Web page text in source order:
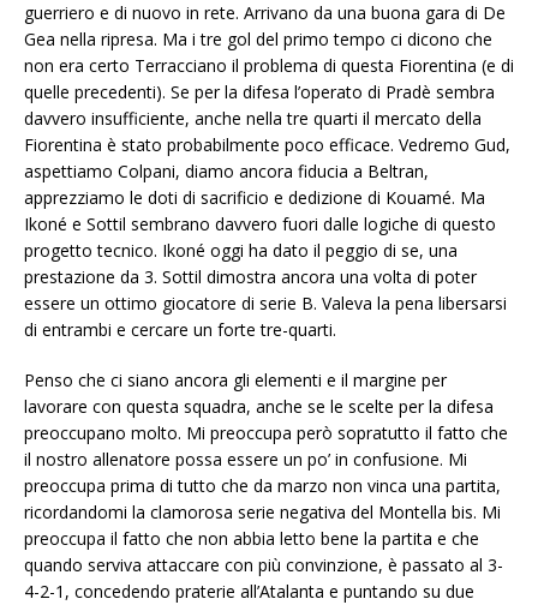
guerriero e di nuovo in rete. Arrivano da una buona gara di De
Gea nella ripresa. Ma i tre gol del primo tempo ci dicono che
non era certo Terracciano il problema di questa Fiorentina (e di
quelle precedenti). Se per la difesa l’operato di Pradè sembra
davvero insufficiente, anche nella tre quarti il mercato della
Fiorentina è stato probabilmente poco efficace. Vedremo Gud,
aspettiamo Colpani, diamo ancora fiducia a Beltran,
apprezziamo le doti di sacrificio e dedizione di Kouamé. Ma
Ikoné e Sottil sembrano davvero fuori dalle logiche di questo
progetto tecnico. Ikoné oggi ha dato il peggio di se, una
prestazione da 3. Sottil dimostra ancora una volta di poter
essere un ottimo giocatore di serie B. Valeva la pena libersarsi
di entrambi e cercare un forte tre-quarti.
Penso che ci siano ancora gli elementi e il margine per
lavorare con questa squadra, anche se le scelte per la difesa
preoccupano molto. Mi preoccupa però sopratutto il fatto che
il nostro allenatore possa essere un po’ in confusione. Mi
preoccupa prima di tutto che da marzo non vinca una partita,
ricordandomi la clamorosa serie negativa del Montella bis. Mi
preoccupa il fatto che non abbia letto bene la partita e che
quando serviva attaccare con più convinzione, è passato al 3-
4-2-1, concedendo praterie all’Atalanta e puntando su due